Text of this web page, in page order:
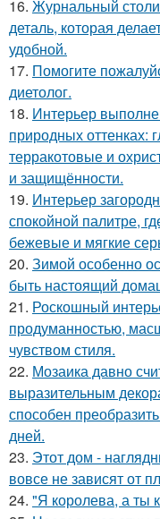
16. Журнальный
деталь, которая
удобной.
17. Помогите
диетолог.
18. Интерьер
природных оттенках:
терракотовые и
и защищённости.
19. Интерьер
спокойной палитре,
бежевые и мягкие
20. Зимой особенно
быть настоящий
21. Роскошный
продуманностью,
чувством стиля.
22. Мозаика давно
выразительным
способен
дней.
23. Этот дом -
вовсе не зависят от
24. "Я королева, а ты